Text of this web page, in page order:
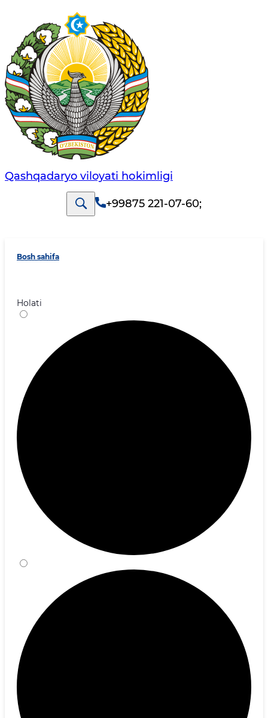
Qashqadaryo viloyati hоkimligi
+99875 221-07-60;
Bosh sahifa
Holati